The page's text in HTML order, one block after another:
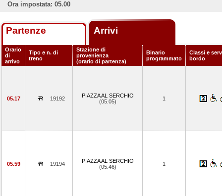
Ora impostata: 05.00
Partenze Arrivi
Orario
di
arrivo
Tipo e n. di
treno
Stazione di
provenienza
(orario di partenza)
Binario
programmato
Classi e
bordo
05.17 19192
PIAZZA AL SERCHIO
(05.05)
1
05.59 19194
PIAZZA AL SERCHIO
(05.46)
1